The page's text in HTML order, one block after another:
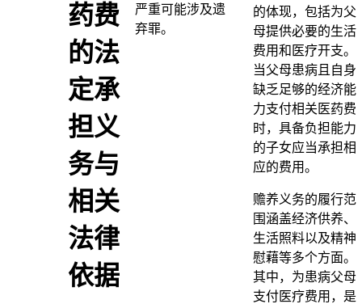
药费
的法
定承
担义
务与
相关
法律
依据
严重可能涉及遗
弃罪。
的体现，包括为父
母提供必要的生活
费用和医疗开支。
当父母患病且自身
缺乏足够的经济能
力支付相关医药费
时，具备负担能力
的子女应当承担相
应的费用。
赡养义务的履行范
围涵盖经济供养、
生活照料以及精神
慰藉等多个方面。
其中，为患病父母
支付医疗费用，是